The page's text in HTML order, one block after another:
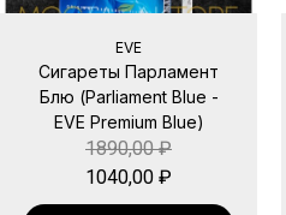
EVE
Сигареты Парламент
Блю (Parliament Blue -
EVE Premium Blue)
1890,00₽
1040,00 ₽